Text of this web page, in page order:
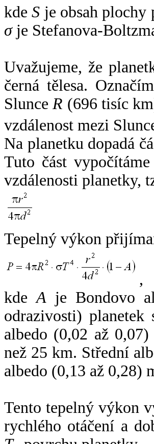
kdeS je obsah plochy
σje Stefanova-
Uvažujeme, že
černá tělesa.
SlunceR (696 tisíc
vzdálenost mezi
Na planetku dopadá
Tuto část
vzdálenosti planetky,
Tepelný výkon
,
kdeA je Bondovo
odrazivosti)
albedo (0,02 až
než 25 km. Střední
albedo (0,13 až 0,28)
Tento tepelný výkon
rychlého otáčení a